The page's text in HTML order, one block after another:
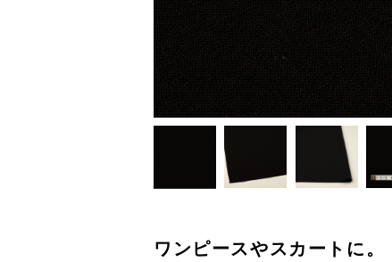
ワンピースやスカートに。